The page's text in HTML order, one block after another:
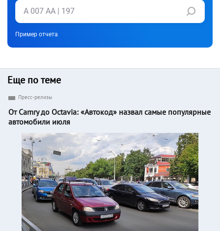
Пример отчета
Еще по теме
Пресс-релизы
От Camry до Octavia: «Автокод» назвал самые популярные
автомобили июля